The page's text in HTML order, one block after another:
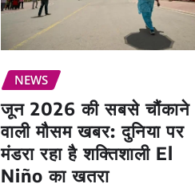
NEWS
जून 2026 की सबसे चौंकाने
वाली मौसम खबर: दुनिया पर
मंडरा रहा है शक्तिशाली El
Niño का खतरा